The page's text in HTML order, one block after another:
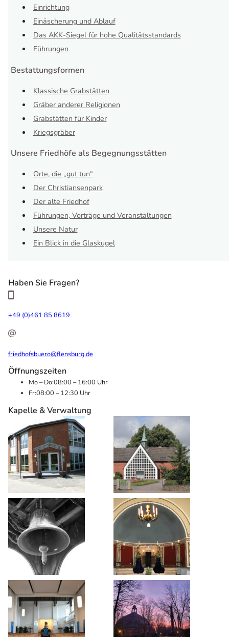
Einrichtung
Einäscherung und Ablauf
Das AKK-Siegel für hohe Qualitätsstandards
Führungen
Bestattungsformen
Klassische Grabstätten
Gräber anderer Religionen
Grabstätten für Kinder
Kriegsgräber
Unsere Friedhöfe als Begegnungsstätten
Orte, die „gut tun“
Der Christiansenpark
Der alte Friedhof
Führungen, Vorträge und Veranstaltungen
Unsere Natur
Ein Blick in die Glaskugel
Haben Sie Fragen?
+49 (0)461 85 8619
friedhofsbuero@flensburg.de
Öffnungszeiten
Mo – Do:08:00 – 16:00 Uhr
Fr:08:00 – 12:30 Uhr
Kapelle & Verwaltung